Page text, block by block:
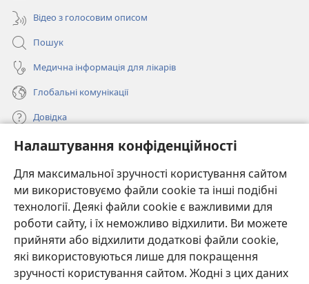
Налаштування конфіденційності
Для максимальної зручності користування сайтом
ми використовуємо файли cookie та інші подібні
технології. Деякі файли cookie є важливими для
роботи сайту, і їх неможливо відхилити. Ви можете
прийняти або відхилити додаткові файли cookie,
які використовуються лише для покращення
зручності користування сайтом. Жодні з цих даних
Відео з голосовим описом
Пошук
Медична інформація для лікарів
Глобальні комунікації
Довідка
Пожертви
(відкривається
у
новому
вікні)
ОНЛАЙН-БІБЛІОТЕКА Товариства «Вартова башта»™
(відкривається
у
новому
вікні)
JW Hub ®
(відкривається
у
новомуJW Library